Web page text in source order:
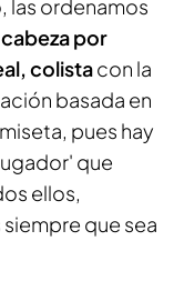
las ordenamos
cabeza por
colistacon la
basada en
pues hay
que
ellos,
que sea